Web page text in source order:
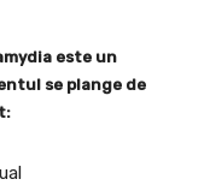
este un
se plange de